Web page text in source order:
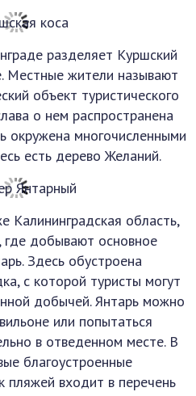
разделяет Куршский
Местные жители называют
объект туристического
о нем распространена
окружена многочисленными
есть дерево Желаний.
Калининградская область,
где добывают основное
Здесь обустроена
с которой туристы могут
добычей. Янтарь можно
или попытаться
в отведенном месте. В
благоустроенные
пляжей входит в перечень